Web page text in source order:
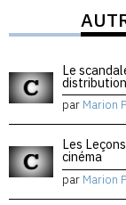
Le
par Marion
Les
cinéma
par Marion